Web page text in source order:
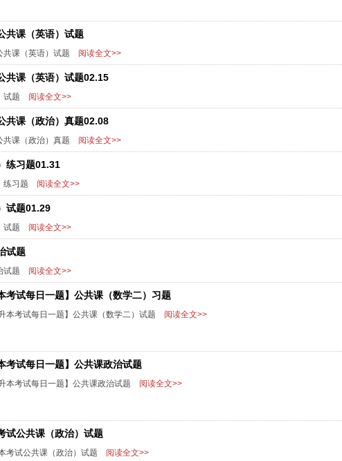
共课（英语）试题
共课（英语）试题 阅读全文>>
共课（英语）试题02.15
试题 阅读全文>>
共课（政治）真题02.08
共课（政治）真题 阅读全文>>
练习题01.31
练习题 阅读全文>>
试题01.29
试题 阅读全文>>
试题
试题 阅读全文>>
考试每日一题】公共课（数学二）习题
本考试每日一题】公共课（数学二）试题 阅读全文>>
考试每日一题】公共课政治试题
本考试每日一题】公共课政治试题 阅读全文>>
试公共课（政治）试题
考试公共课（政治）试题 阅读全文>>